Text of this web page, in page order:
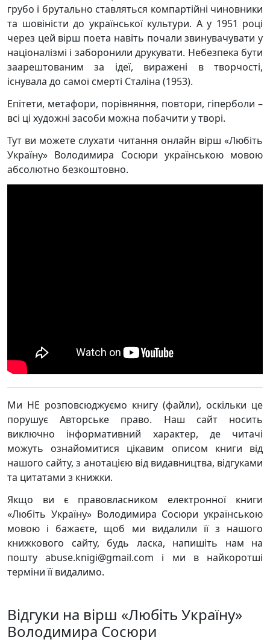
грубо і брутально ставляться компартійні чиновники
та шовіністи до української культури. А у 1951 році
через цей вірш поета навіть почали звинувачувати у
націоналізмі і заборонили друкувати. Небезпека бути
заарештованим за ідеї, виражені в творчості,
існувала до самої смерті Сталіна (1953).
Епітети, метафори, порівняння, повтори, гіперболи –
всі ці художні засоби можна побачити у творі.
Тут ви можете слухати читання онлайн вірш «Любіть
Україну» Володимира Сосюри українською мовою
абсолютно безкоштовно.
Ми НЕ розповсюджуємо книгу (файли), оскільки це
порушує Авторське право. Наш сайт носить
виключно інформативний характер, де читачі
можуть ознайомитися цікавим описом книги від
нашого сайту, з анотацією від видавництва, відгуками
та цитатами з книжки.
Якщо ви є правовласником електронної книги
«Любіть Україну» Володимира Сосюри українською
мовою і бажаєте, щоб ми видалили її з нашого
книжкового сайту, будь ласка, напишіть нам на
пошту abuse.knigi@gmail.com і ми в найкоротші
терміни її видалимо.
Відгуки на вірш «Любіть Україну»
Володимира Сосюри